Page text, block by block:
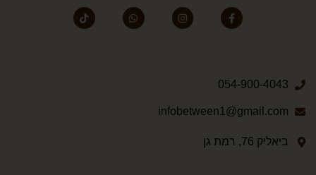
054-900-4043
infobetween1@gmail.com
ביאליק 76, רמת גן